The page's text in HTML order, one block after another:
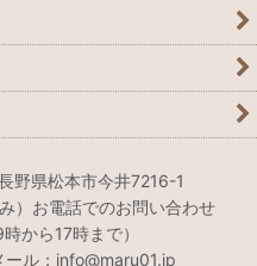
野県松本市今井7216-1
）お電話でのお問い合わせ
から17時まで）
ル：info@maru01.jp